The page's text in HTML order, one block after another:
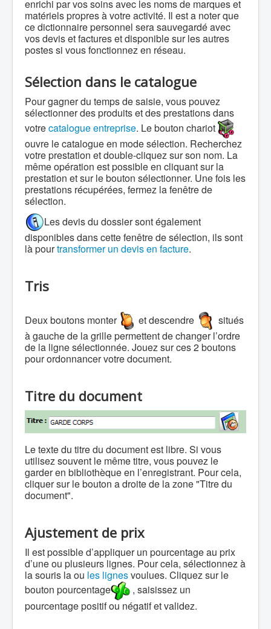
enrichi par vos soins avec les noms de marques et
matériels propres à votre activité. Il est a noter que
ce dictionnaire personnel sera sauvegardé avec
vos devis et factures et disponible sur les autres
postes si vous fonctionnez en réseau.
Sélection dans le catalogue
Pour gagner du temps de saisie, vous pouvez
sélectionner des produits et des prestations dans
votrecatalogue entreprise. Le bouton chariot
ouvre le catalogue en mode sélection. Recherchez
votre prestation et double-cliquez sur son nom. La
même opération est possible en cliquant sur la
prestation et sur le bouton sélectionner. Une fois les
prestations récupérées, fermez la fenêtre de
sélection.
Les devis du dossier sont également
disponibles dans cette fenêtre de sélection, ils sont
là pourtransformer un devis en facture.
Tris
Deux boutons monter et descendre
situés
à gauche de la grille permettent de changer l’ordre
de la ligne sélectionnée. Jouez sur ces 2 boutons
pour ordonnancer votre document.
Titre du document
Le texte du titre du document est libre. Si vous
utilisez souvent le même titre, vous pouvez le
garder en bibliothèque en l’enregistrant. Pour cela,
cliquer sur le bouton a droite de la zone "Titre du
document".
Ajustement de prix
Il est possible d’appliquer un pourcentage au prix
d’une ou plusieurs lignes. Pour cela, sélectionnez à
la souris la ou les lignesvoulues. Cliquez sur le
bouton pourcentage
, saisissez un
pourcentage positif ou négatif et validez.